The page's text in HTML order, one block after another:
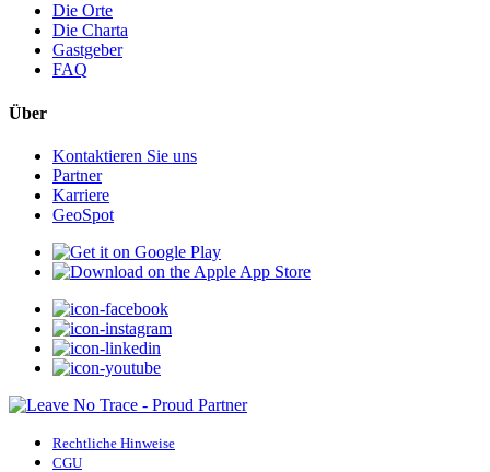
Die Orte
Die Charta
Gastgeber
FAQ
Über
Kontaktieren Sie uns
Partner
Karriere
GeoSpot
Rechtliche Hinweise
CGU